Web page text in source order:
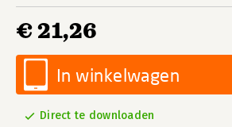
€ 21,26
In winkelwagen
Direct te downloaden